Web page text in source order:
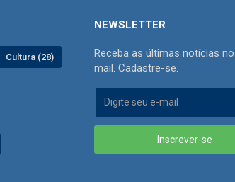
Cultura (28)
NEWSLETTER
Receba as últimas notícias
mail. Cadastre-se.
Inscrever-se